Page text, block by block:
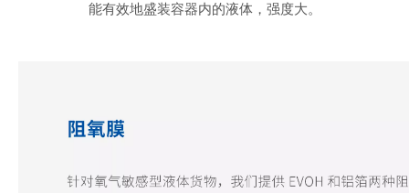
能有效地盛装容器内的液体，强度大。